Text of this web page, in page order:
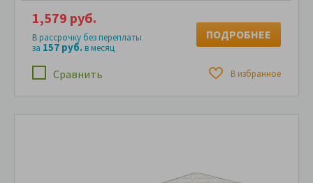
Сравнить В избранное
1,579 руб.
В рассрочку без переплаты
за 157 руб.в месяц
ПОДРОБНЕЕ